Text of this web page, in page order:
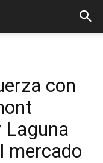
con
Laguna
mercado